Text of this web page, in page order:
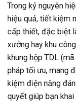
Trong kỷ nguyên
hiệu quả, tiết kiệm
cấp thiết, đặc biệt
xưởng hay khu
khung hộp TDL
pháp tối ưu, mang
kiệm điện năng
quyết giúp bạn